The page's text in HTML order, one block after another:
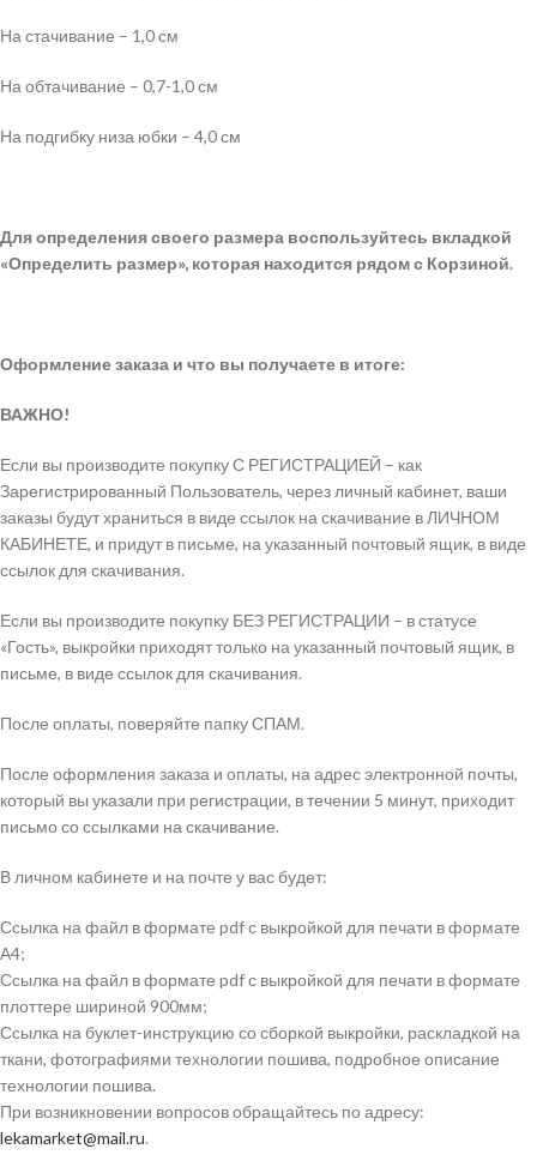
На стачивание – 1,0 см
На обтачивание – 0,7-1,0 см
На подгибку низа юбки – 4,0 см
Для определения своего размера воспользуйтесь вкладкой
«Определить размер», которая находится рядом с Корзиной.
Оформление заказа и что вы получаете в итоге:
ВАЖНО!
Если вы производите покупку С РЕГИСТРАЦИЕЙ – как
Зарегистрированный Пользователь, через личный кабинет, ваши
заказы будут храниться в виде ссылок на скачивание в ЛИЧНОМ
КАБИНЕТЕ, и придут в письме, на указанный почтовый ящик, в виде
ссылок для скачивания.
Если вы производите покупку БЕЗ РЕГИСТРАЦИИ – в статусе
«Гость», выкройки приходят только на указанный почтовый ящик, в
письме, в виде ссылок для скачивания.
После оплаты, поверяйте папку СПАМ.
После оформления заказа и оплаты, на адрес электронной почты,
который вы указали при регистрации, в течении 5 минут, приходит
письмо со ссылками на скачивание.
В личном кабинете и на почте у вас будет:
Ссылка на файл в формате pdf с выкройкой для печати в формате
А4;
Ссылка на файл в формате pdf с выкройкой для печати в формате
плоттере шириной 900мм;
Ссылка на буклет-инструкцию со сборкой выкройки, раскладкой на
ткани, фотографиями технологии пошива, подробное описание
технологии пошива.
При возникновении вопросов обращайтесь по адресу:
lekamarket@mail.ru.